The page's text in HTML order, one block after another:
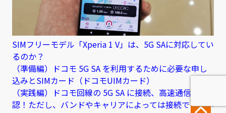
SIMフリーモデル「Xperia 1 V」は、5G SAに対応してい
るのか？
（準備編）ドコモ 5G SA を利用するために必要な申し
込みとSIMカード（ドコモUIMカード）
（実践編）ドコモ回線の 5G SA に接続、高速通信を確
認！ただし、バンドやキャリアによっては接続できない